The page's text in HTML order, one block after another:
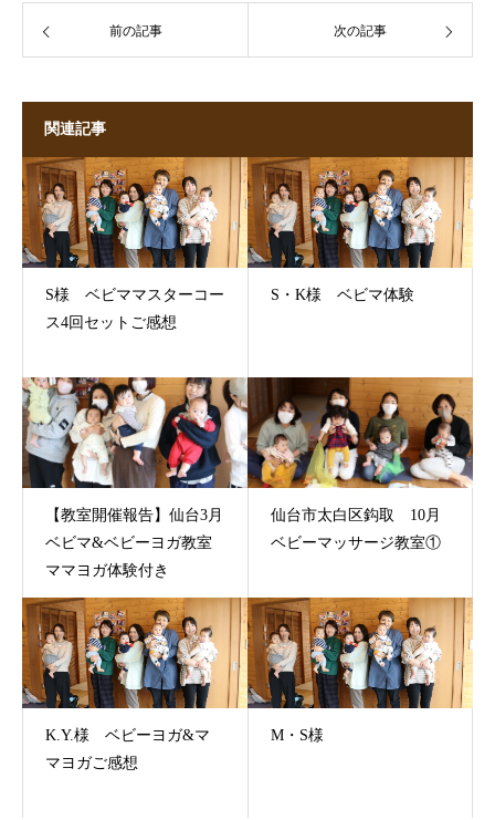
前の記事 次の記事
関連記事
S様 ベビママスターコー
ス4回セットご感想
S・K様 ベビマ体験
【教室開催報告】仙台3月
ベビマ&ベビーヨガ教室
ママヨガ体験付き
仙台市太白区鈎取 10月
ベビーマッサージ教室①
K.Y.様 ベビーヨガ&マ
マヨガご感想
M・S様